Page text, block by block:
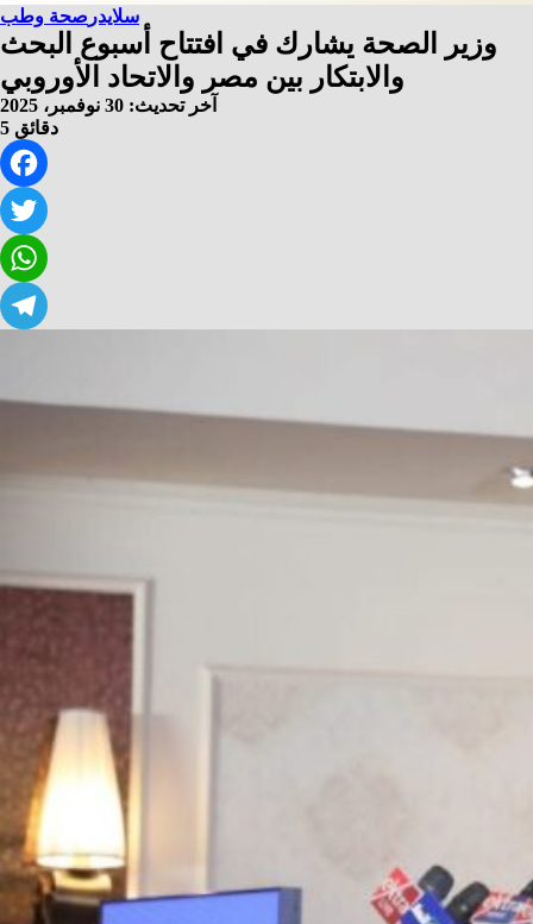
سلايدر صحة وطب
وزير الصحة يشارك في افتتاح أسبوع البحث
والابتكار بين مصر والاتحاد الأوروبي
آخر تحديث: 30 نوفمبر، 2025
5 دقائق